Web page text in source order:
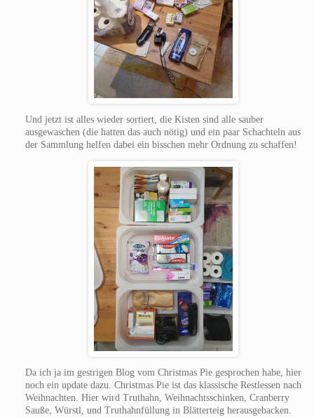
Und jetzt ist alles wieder sortiert, die Kisten sind alle sauber
ausgewaschen (die hatten das auch nötig) und ein paar Schachteln aus
der Sammlung helfen dabei ein bisschen mehr Ordnung zu schaffen!
Da ich ja im gestrigen Blog vom Christmas Pie gesprochen habe, hier
noch ein update dazu. Christmas Pie ist das klassische Restlessen nach
Weihnachten. Hier wird Truthahn, Weihnachtsschinken, Cranberry
Sauße, Würstl, und Truthahnfüllung in Blätterteig herausgebacken.